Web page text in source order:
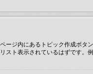
ージ内にあるトピック作成ボ
スト表示されているはずです。